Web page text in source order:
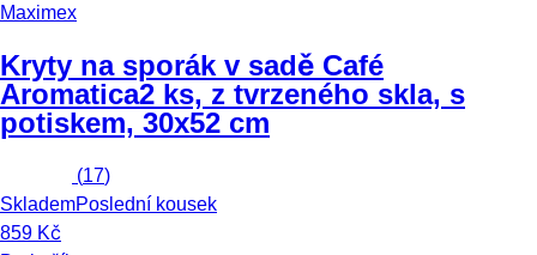
Maximex
Kryty na sporák v sadě Café
Aromatica2 ks, z tvrzeného skla, s
potiskem, 30x52 cm
(17)
SklademPoslední kousek
859 Kč